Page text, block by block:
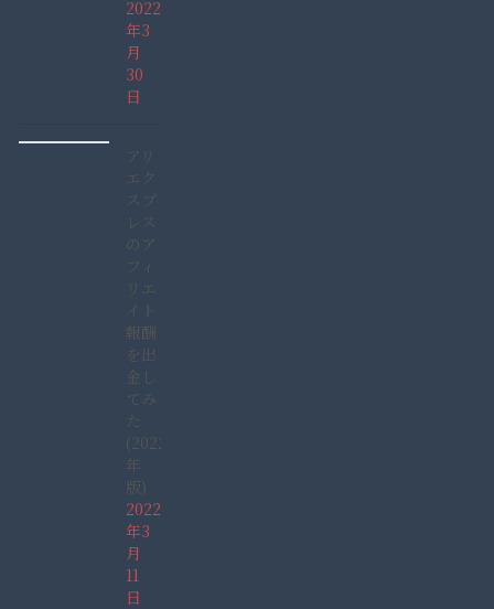
2022
年3
月
30
日
アリ
エク
スプ
レス
のア
フィ
リエ
イト
報酬
を出
金し
てみ
た
(2022
年
版)
2022
年3
月
11
日